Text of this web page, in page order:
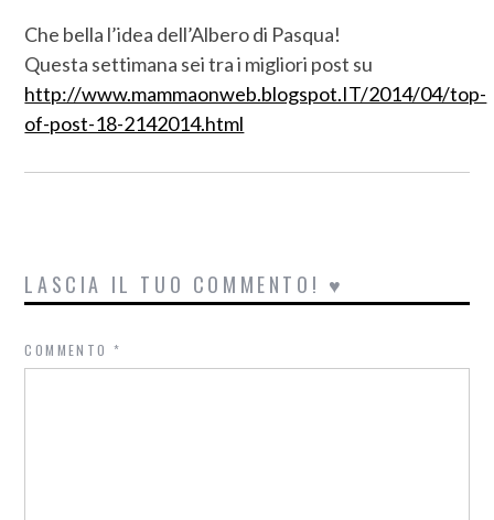
Che bella l’idea dell’Albero di Pasqua!
Questa settimana sei tra i migliori post su
http://www.mammaonweb.blogspot.IT/2014/04/top-
of-post-18-2142014.html
LASCIA IL TUO COMMENTO! ♥
COMMENTO*